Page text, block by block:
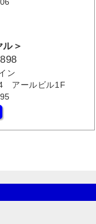
＞
ン
アールビル1F